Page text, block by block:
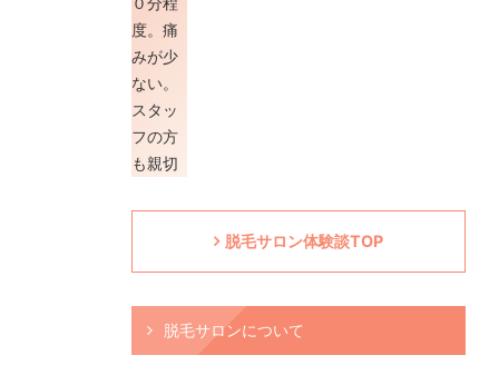
脱毛サロン体験談TOP
脱毛サロンについて